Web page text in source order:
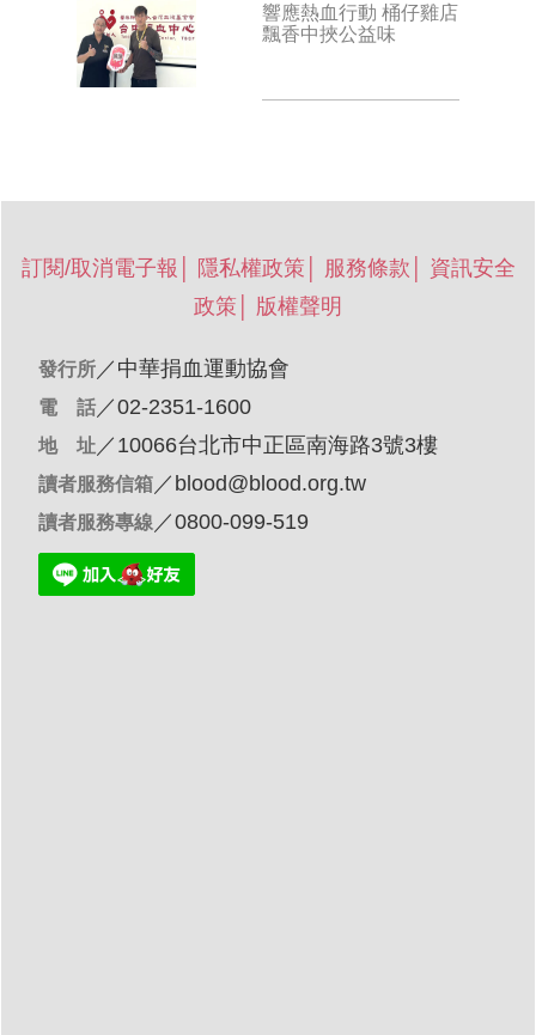
響應熱血行動 桶仔雞店
飄香中挾公益味
訂閱/取消電子報 隱私權政策 服務條款
資訊安全
政策
版權聲明
發行所 ／ 中華捐血運動協會
電 話 ／02-2351-1600
地 址 ／10066台北市中正區南海路3號3樓
讀者服務信箱 ／ blood@blood.org.tw
讀者服務專線 ／0800-099-519